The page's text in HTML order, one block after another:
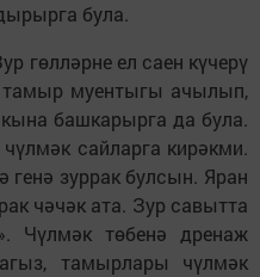
була.
гөлләрне ел саен күчерү
тамыр муентыгы ачылып,
башкарырга да була.
сайларга кирәкми.
генә зуррак булсын. Яран
чәчәк ата. Зур савытта
Чүлмәк төбенә дренаж
тамырлары чүлмәк